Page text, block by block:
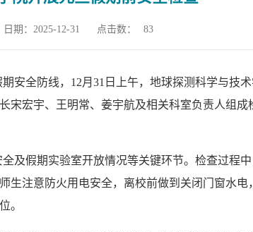
日期：2025-12-31 点击数： 83
安全防线， 12月31日上午，地球探测科学与技
宋宏宇、 王明常、姜宇航及相关科室负责人组成
全及假期实验室开放情况等关键环节。 检查过程中
生注意防火用电安全，离校前做到关闭门窗水电，
。